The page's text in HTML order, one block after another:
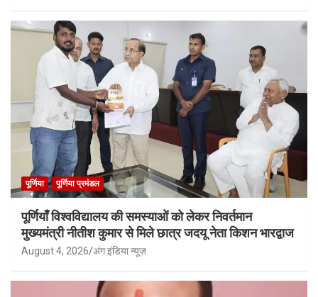
पूर्णिया पूर्णिया प्रमंडल
पूर्णियाँ विश्वविद्यालय की समस्याओं को लेकर निवर्तमान
मुख्यमंत्री नीतीश कुमार से मिले छात्र जदयू नेता किशन भारद्वाज
August 4, 2026 अंग इंडिया न्यूज़